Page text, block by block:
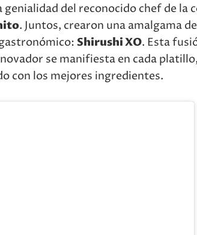
del reconocido chef de la
. Juntos, crearon una amalgama
Shirushi XO. Esta
se manifiesta en cada platillo,
con los mejores ingredientes.